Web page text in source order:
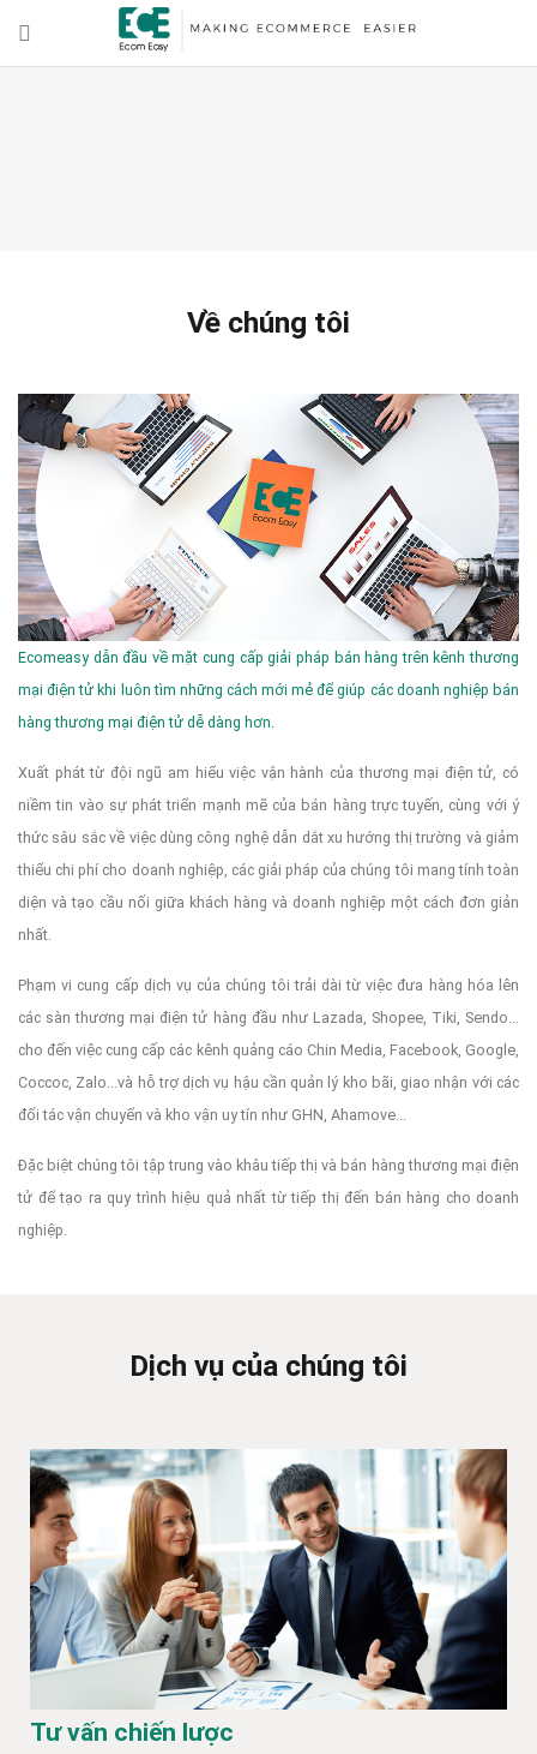
Về chúng tôi
Ecomeasy dẫn đầu về mặt cung cấp giải pháp bán hàng trên kênh thương
mại điện tử khi luôn tìm những cách mới mẻ để giúp các doanh nghiệp bán
hàng thương mại điện tử dễ dàng hơn.
Xuất phát từ đội ngũ am hiểu việc vận hành của thương mại điện tử, có
niềm tin vào sự phát triển mạnh mẽ của bán hàng trực tuyến, cùng với ý
thức sâu sắc về việc dùng công nghệ dẫn dắt xu hướng thị trường và giảm
thiểu chi phí cho doanh nghiệp, các giải pháp của chúng tôi mang tính toàn
diện và tạo cầu nối giữa khách hàng và doanh nghiệp một cách đơn giản
nhất.
Phạm vi cung cấp dịch vụ của chúng tôi trải dài từ việc đưa hàng hóa lên
các sàn thương mại điện tử hàng đầu như Lazada, Shopee, Tiki, Sendo...
cho đến việc cung cấp các kênh quảng cáo Chin Media, Facebook, Google,
Coccoc, Zalo...và hỗ trợ dịch vụ hậu cần quản lý kho bãi, giao nhận với các
đối tác vận chuyển và kho vận uy tín như GHN, Ahamove...
Đặc biệt chúng tôi tập trung vào khâu tiếp thị và bán hàng thương mại điện
tử để tạo ra quy trình hiệu quả nhất từ tiếp thị đến bán hàng cho doanh
nghiệp.
Dịch vụ của chúng tôi
Tư vấn chiến lược